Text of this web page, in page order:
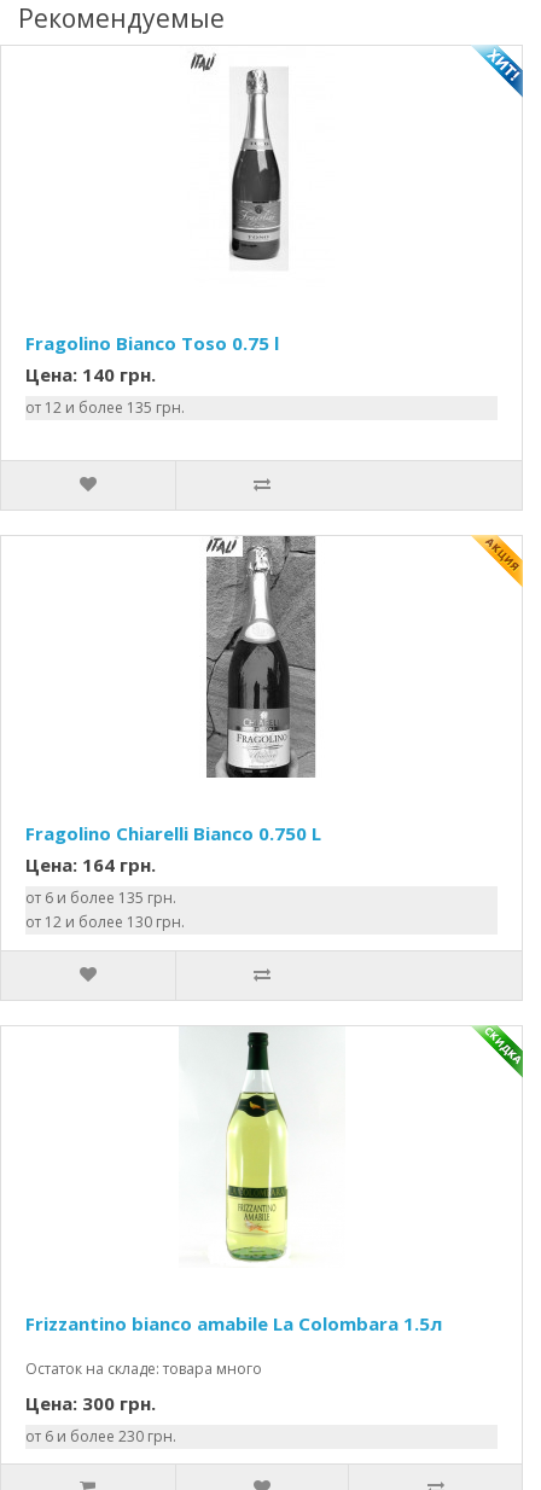
Рекомендуемые
Fragolino Bianco Toso 0.75 l
Цена: 140 грн.
от 12 и более 135 грн.
Fragolino Chiarelli Bianco 0.750 L
Цена: 164 грн.
от 6 и более 135 грн.
от 12 и более 130 грн.
Frizzantino bianco amabile La Colombara 1.5л
Остаток на складе: товара много
Цена: 300 грн.
от 6 и более 230 грн.